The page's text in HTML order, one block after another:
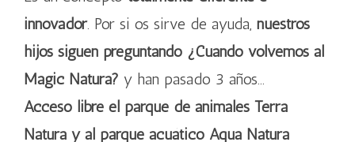
innovador. Por si os sirve de ayuda, nuestros
hijos siguen preguntando ¿Cuando volvemos al
Magic Natura? y han pasado 3 años…
Acceso libre el parque de animales Terra
Natura y al parque acuático Aqua Natura